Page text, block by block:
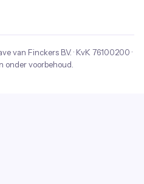
van Finckers B.V. · KvK 76100200 ·
onder voorbehoud.